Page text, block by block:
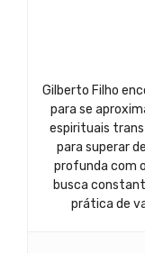
Gilberto Filho
para se
espirituais
para superar
profunda com
busca
prática de